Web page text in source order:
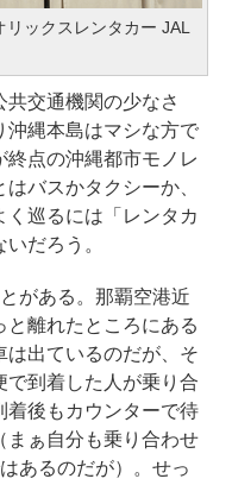
リックスレンタカー JAL
交通機関の少なさ
沖縄本島はマシな方で
点の沖縄都市モノレ
バスかタクシーか、
く巡るには「レンタカ
だろう。
がある。那覇空港近
離れたところにある
は出ているのだが、そ
で到着した人が乗り合
着後もカウンターで待
まぁ自分も乗り合わせ
あるのだが）。せっ